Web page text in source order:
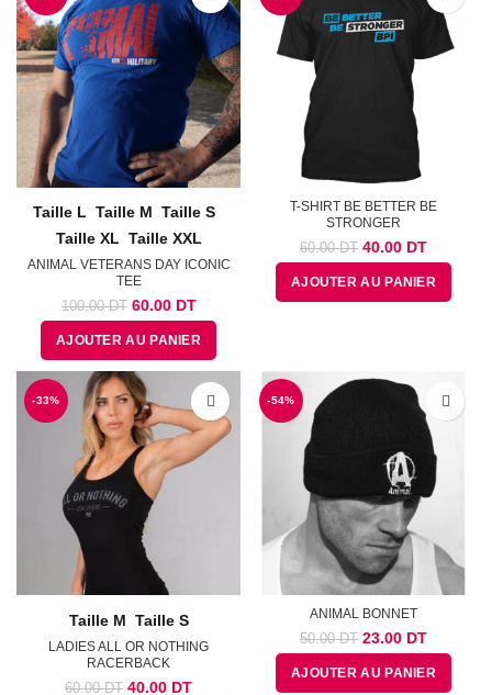
Taille L Taille M Taille S
Taille XL Taille XXL
ANIMAL VETERANS DAY ICONIC
TEE
100.00DT Le
prix
initial
était :
100.00
DT.
60.00DTLe
prix
actuel
est :
60.00
DT.
AJOUTER AU PANIER
T-SHIRT BE BETTER BE
STRONGER
60.00DT Le
prix
initial
était :
40.00 DTLe
prix
actuel
est :
AJOUTER AU PANIER
-33%
Taille M Taille S
LADIES ALL OR NOTHING
RACERBACK
60.00DT Le
40.00 DTLe
-54%
ANIMAL BONNET
50.00DT Le
prix
initial
23.00 DTLe
prix
actuel
AJOUTER AU PANIER